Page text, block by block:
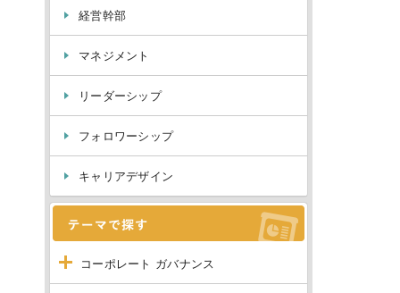
経営幹部
マネジメント
リーダーシップ
フォロワーシップ
キャリアデザイン
コーポレート ガバナンス